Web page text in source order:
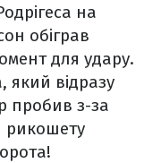
на
обіграв
для удару.
який відразу
пробив з-за
рикошету